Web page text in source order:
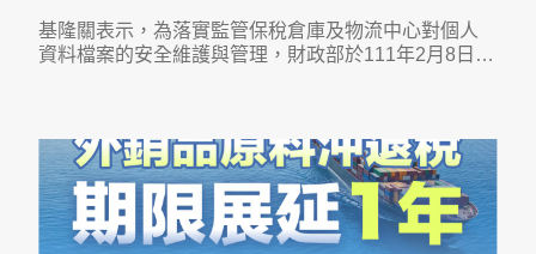
基隆關表示，為落實監管保稅倉庫及物流中心對個人
資料檔案的安全維護與管理，財政部於111年2月8日訂
損、滅失或洩漏。